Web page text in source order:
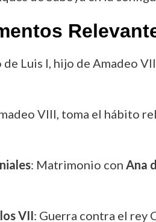
Luis I, hijo de Amadeo
VIII, toma el hábito
: Matrimonio con Ana
VII: Guerra contra el rey